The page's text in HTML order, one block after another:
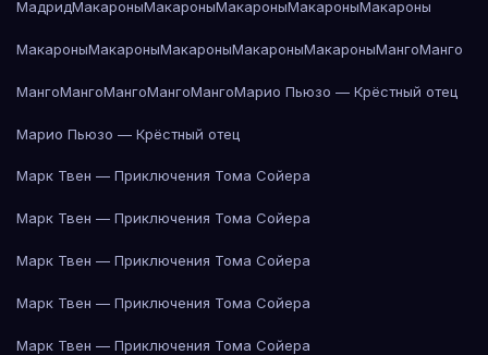
МадридМакароныМакароныМакароныМакароныМакароны
МакароныМакароныМакароныМакароныМакароныМангоМанго
МангоМангоМангоМангоМангоМарио Пьюзо — Крёстный отец
Марио Пьюзо — Крёстный отец
Марк Твен — Приключения Тома Сойера
Марк Твен — Приключения Тома Сойера
Марк Твен — Приключения Тома Сойера
Марк Твен — Приключения Тома Сойера
Марк Твен — Приключения Тома Сойера